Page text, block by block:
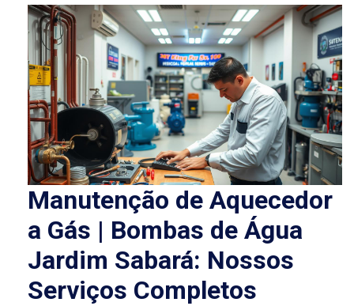
Manutenção de Aquecedor
a Gás | Bombas de Água
Jardim Sabará: Nossos
Serviços Completos